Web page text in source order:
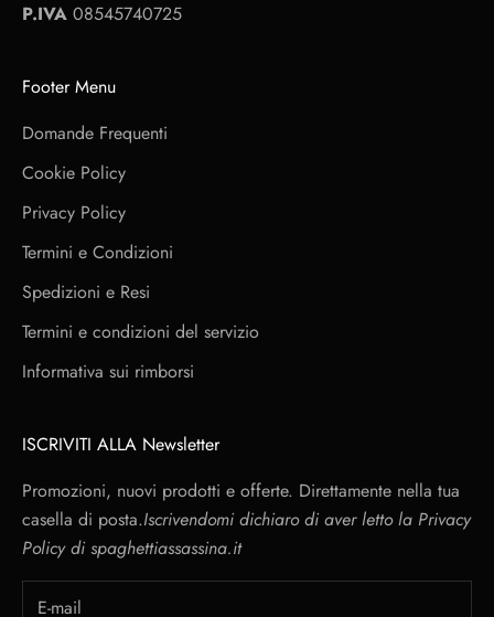
P.IVA 08545740725
Footer Menu
Domande Frequenti
Cookie Policy
Privacy Policy
Termini e Condizioni
Spedizioni e Resi
Termini e condizioni del servizio
Informativa sui rimborsi
ISCRIVITI ALLA Newsletter
Promozioni, nuovi prodotti e offerte. Direttamente nella tua
casella di posta.Iscrivendomi dichiaro di aver letto la Privacy
Policydi spaghettiassassina.it